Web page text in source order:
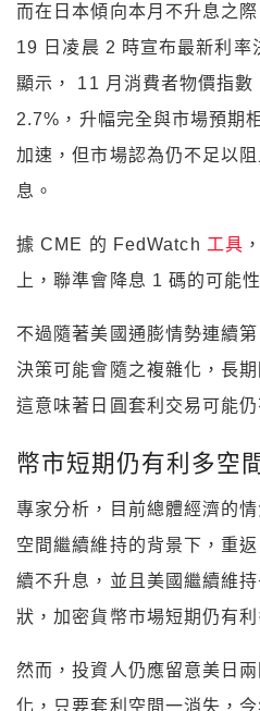
而在日本傾向本月不升息之
19 日凌晨 2 時宣布最新利率
顯示， 11 月消費者物價指
2.7%，升幅完全與市場預期
加速，但市場認為仍不足以
息。
據 CME 的 FedWatch 工具
上，聯準會降息 1 碼的可能
不過隨著美國通膨情勢連續
決策可能會隨之複雜化，長
這意味著日圓套利交易可能
幣市短期仍有利多空
專家分析，目前總體經濟的
空間繼續維持的背景下，重
續不升息，並且美國繼續維
狀，加密貨幣市場短期仍有利
然而，投資人仍應留意美日
化，只要套利空間一消失，